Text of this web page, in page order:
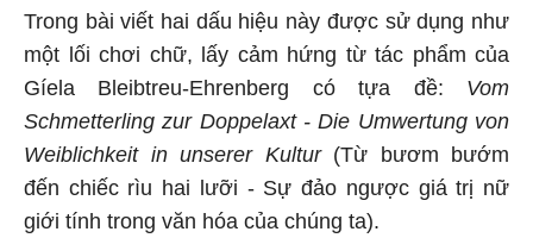
Trong bài viết hai dấu hiệu này được sử dụng như
một lối chơi chữ, lấy cảm hứng từ tác phẩm của
Gíela Bleibtreu-Ehrenberg có tựa đề: Vom
Schmetterling zur Doppelaxt - Die Umwertung von
Weiblichkeit in unserer Kultur(Từ bươm bướm
đến chiếc rìu hai lưỡi - Sự đảo ngược giá trị nữ
giới tính trong văn hóa của chúng ta).